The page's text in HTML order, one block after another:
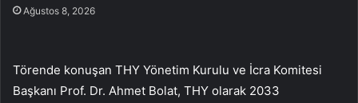
Ağustos 8, 2026
Törende konuşan THY Yönetim Kurulu ve İcra Komitesi
Başkanı Prof. Dr. Ahmet Bolat, THY olarak 2033